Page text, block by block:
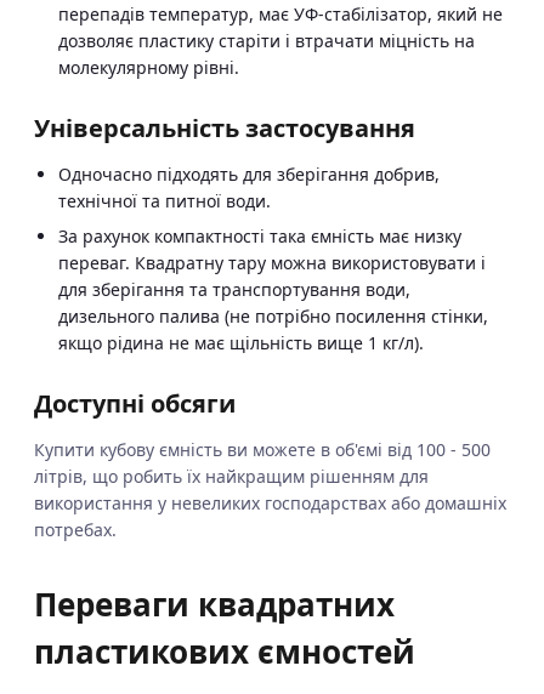
перепадів температур, має УФ-стабілізатор, який не
дозволяє пластику старіти і втрачати міцність на
молекулярному рівні.
Універсальність застосування
Одночасно підходять для зберігання добрив,
технічної та питної води.
За рахунок компактності така ємність має низку
переваг. Квадратну тару можна використовувати і
для зберігання та транспортування води,
дизельного палива (не потрібно посилення стінки,
якщо рідина не має щільність вище 1 кг/л).
Доступні обсяги
Купити кубову ємність ви можете в об'ємі від 100 - 500
літрів, що робить їх найкращим рішенням для
використання у невеликих господарствах або домашніх
потребах.
Переваги квадратних
пластикових ємностей